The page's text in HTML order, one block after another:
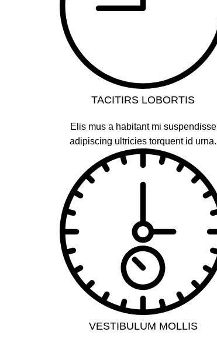
TACITIRS LOBORTIS
Elis mus a habitant mi suspendisse
adipiscing ultricies torquent id urna.
VESTIBULUM MOLLIS